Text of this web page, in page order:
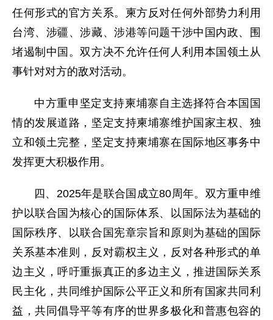
任何形式的官方关系。柬方反对任何外部势力利用
台湾、涉疆、涉藏、涉港等问题干涉中国内政、围
堵遏制中国。双方决不允许任何人利用本国领土从
事针对对方的敌对活动。
中方重申坚定支持柬埔寨自主选择符合本国国
情的发展道路，坚定支持柬埔寨维护国家主权、独
立和领土完整，坚定支持柬埔寨在国际地区事务中
发挥更大积极作用。
四、2025年是联合国成立80周年。双方重申维
护以联合国为核心的国际体系、以国际法为基础的
国际秩序、以联合国宪章宗旨和原则为基础的国际
关系基本准则，反对霸权主义，反对各种形式的单
边主义，呼吁重振真正的多边主义，推进国际关系
民主化，共同维护国际公平正义和所有国家共同利
益，共同倡导平等有序的世界多极化和普惠包容的